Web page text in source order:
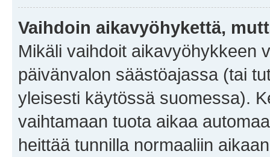
Vaihdoin aikavyöhykettä,
Mikäli vaihdoit aikavyöhykkeen
päivänvalon säästöajassa (tai
yleisesti käytössä suomessa).
vaihtamaan tuota aikaa
heittää tunnilla normaaliin